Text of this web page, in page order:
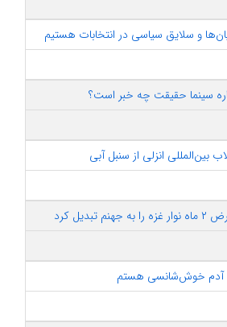
و سلایق سیاسی در انتخابات هستیم
سینما حقیقت چه خبر است؟
کرد
آدم خوش‌شانسی هستم